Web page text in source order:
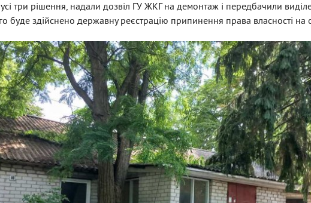
три рішення, надали дозвіл ГУ ЖКГ на демонтаж і передбачили
буде здійснено державну реєстрацію припинення права власності на